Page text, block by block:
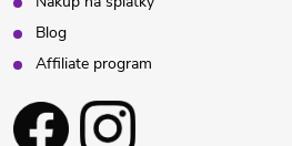
Blog
Affiliate program